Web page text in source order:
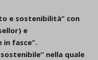
e sostenibilità” con
e
in fasce”.
nella quale